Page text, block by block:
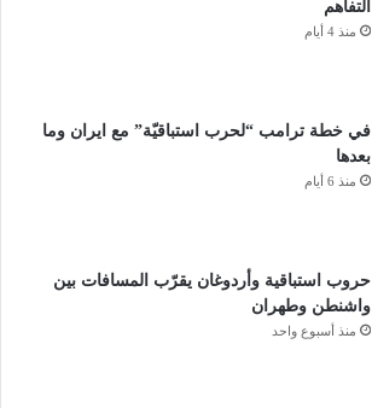
التفاهم
منذ 4 أيام
في خطة ترامب “لحرب استباقيّة” مع ايران وما
بعدها
منذ 6 أيام
حروب استباقية وأردوغان يقرّب المسافات بين
واشنطن وطهران
منذ أسبوع واحد